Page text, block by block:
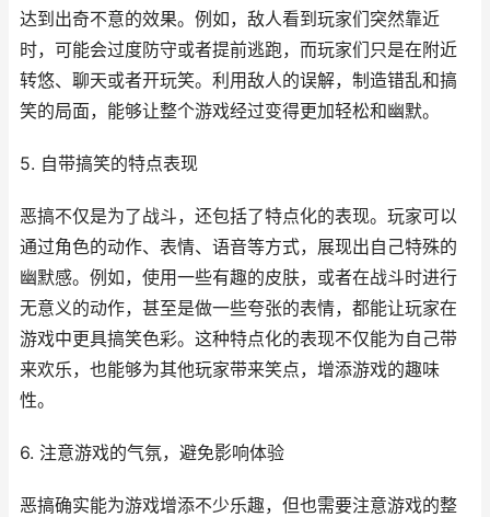
达到出奇不意的效果。例如，敌人看到玩家们突然靠近
时，可能会过度防守或者提前逃跑，而玩家们只是在附近
转悠、聊天或者开玩笑。利用敌人的误解，制造错乱和搞
笑的局面，能够让整个游戏经过变得更加轻松和幽默。
5. 自带搞笑的特点表现
恶搞不仅是为了战斗，还包括了特点化的表现。玩家可以
通过角色的动作、表情、语音等方式，展现出自己特殊的
幽默感。例如，使用一些有趣的皮肤，或者在战斗时进行
无意义的动作，甚至是做一些夸张的表情，都能让玩家在
游戏中更具搞笑色彩。这种特点化的表现不仅能为自己带
来欢乐，也能够为其他玩家带来笑点，增添游戏的趣味
性。
6. 注意游戏的气氛，避免影响体验
恶搞确实能为游戏增添不少乐趣，但也需要注意游戏的整